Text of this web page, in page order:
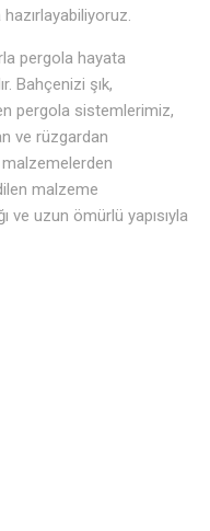
pergola hayata
Bahçenizi şık,
pergola sistemlerimiz,
ve rüzgardan
malzemelerden
malzeme
ve uzun ömürlü yapısıyla